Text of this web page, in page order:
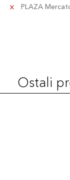
PLAZA
Ostali